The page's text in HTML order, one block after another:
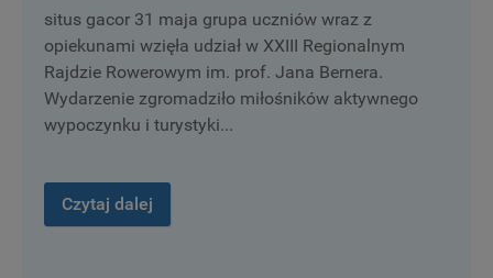
situs gacor 31 maja grupa uczniów wraz z
opiekunami wzięła udział w XXIII Regionalnym
Rajdzie Rowerowym im. prof. Jana Bernera.
Wydarzenie zgromadziło miłośników aktywnego
wypoczynku i turystyki...
Czytaj dalej